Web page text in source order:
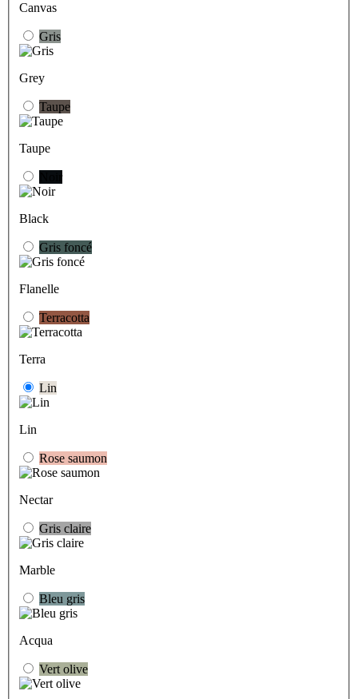
Canvas
Gris
Grey
Taupe
Taupe
Black
Gris foncé
Flanelle
Terracotta
Terra
Lin
Lin
Rose saumon
Nectar
Gris claire
Marble
Bleu gris
Acqua
Vert olive